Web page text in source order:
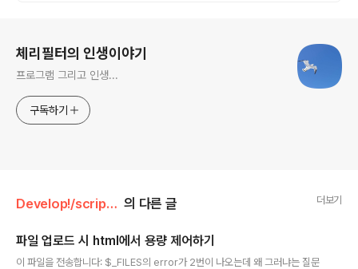
체리필터의 인생이야기
프로그램 그리고 인생...
구독하기
Develop!/script, Ajax 의 다른 글 더보기
파일 업로드 시 html에서 용량 제어하기
이 파일을 전송합니다: $_FILES의 error가 2번이 나오는데 왜 그러냐는 질문